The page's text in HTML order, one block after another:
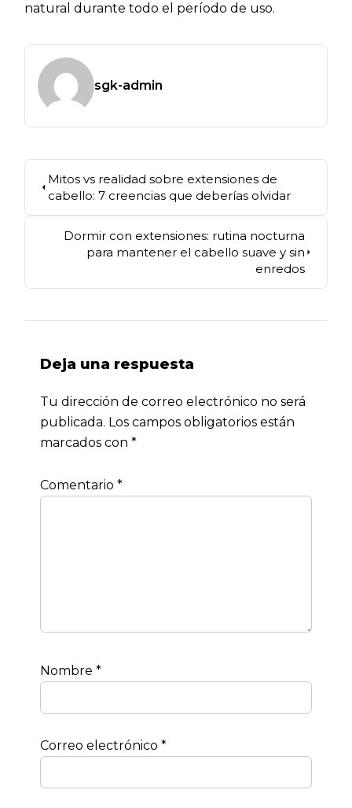
natural durante todo el período de uso.
sgk-admin
Mitos vs realidad sobre extensiones de
cabello: 7 creencias que deberías olvidar
Dormir con extensiones: rutina nocturna
para mantener el cabello suave y sin
enredos
Deja una respuesta
Tu dirección de correo electrónico no será
publicada. Los campos obligatorios están
marcados con *
Comentario *
Nombre *
Correo electrónico *